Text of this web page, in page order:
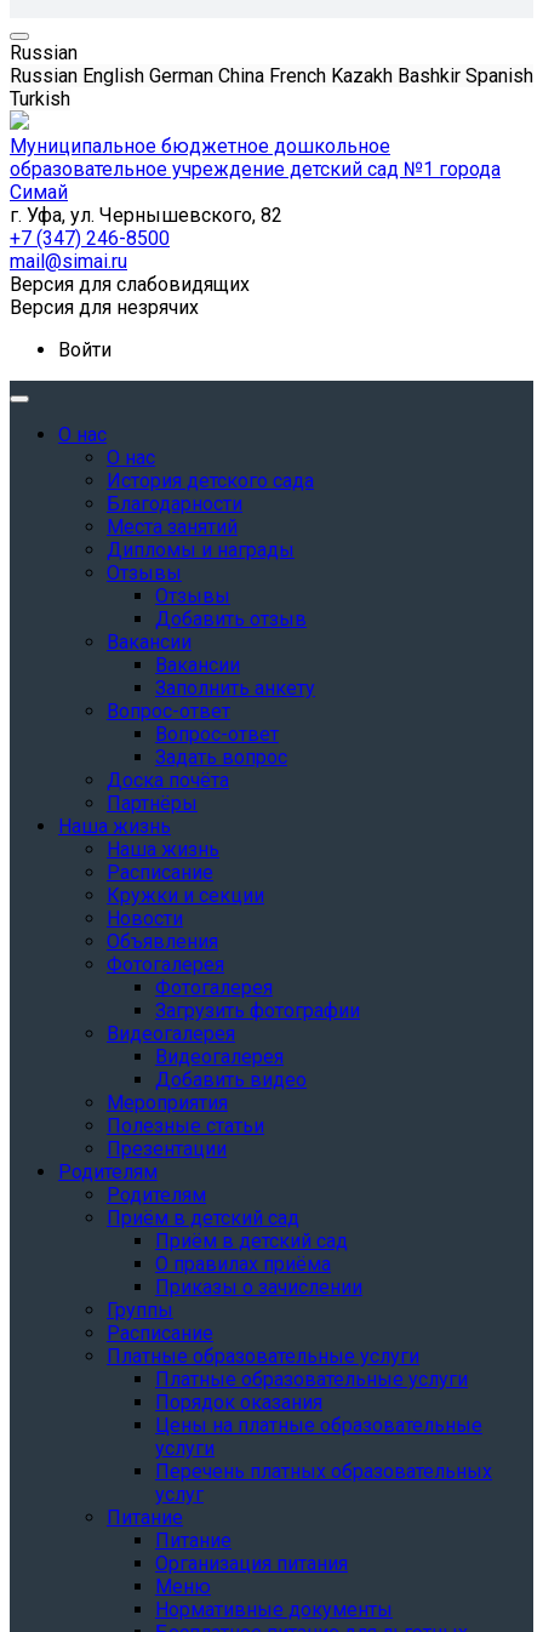
Russian
Russian English German China French Kazakh Bashkir Spanish
Turkish
Муниципальное бюджетное дошкольное
образовательное учреждение детский сад №1 города
Симай
г. Уфа, ул. Чернышевского, 82
+7 (347) 246-8500
mail@simai.ru
Версия для слабовидящих
Версия для незрячих
Войти
О нас
О нас
История детского сада
Благодарности
Места занятий
Дипломы и награды
Отзывы
Отзывы
Добавить отзыв
Вакансии
Вакансии
Заполнить анкету
Вопрос-ответ
Вопрос-ответ
Задать вопрос
Доска почёта
Партнёры
Наша жизнь
Наша жизнь
Расписание
Кружки и секции
Новости
Объявления
Фотогалерея
Фотогалерея
Загрузить фотографии
Видеогалерея
Видеогалерея
Добавить видео
Мероприятия
Полезные статьи
Презентации
Родителям
Родителям
Приём в детский сад
Приём в детский сад
О правилах приёма
Приказы о зачислении
Группы
Расписание
Платные образовательные услуги
Платные образовательные услуги
Порядок оказания
Цены на платные образовательные
услуги
Перечень платных образовательных
услуг
Питание
Питание
Организация питания
Меню
Нормативные документы